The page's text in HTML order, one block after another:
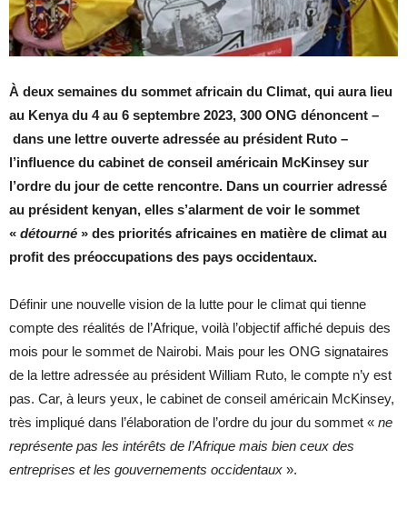
À deux semaines du sommet africain du Climat, qui aura lieu
au Kenya du 4 au 6 septembre 2023, 300 ONG dénoncent –
dans une lettre ouverte adressée au président Ruto –
l’influence du cabinet de conseil américain McKinsey sur
l’ordre du jour de cette rencontre. Dans un courrier adressé
au président kenyan, elles s’alarment de voir le sommet
« détourné » des priorités africaines en matière de climat au
profit des préoccupations des pays occidentaux.
Définir une nouvelle vision de la lutte pour le climat qui tienne
compte des réalités de l’Afrique, voilà l’objectif affiché depuis des
mois pour le sommet de Nairobi. Mais pour les ONG signataires
de la lettre adressée au président William Ruto, le compte n’y est
pas. Car, à leurs yeux, le cabinet de conseil américain McKinsey,
très impliqué dans l’élaboration de l’ordre du jour du sommet « ne
représente pas les intérêts de l’Afrique mais bien ceux des
entreprises et les gouvernements occidentaux ».